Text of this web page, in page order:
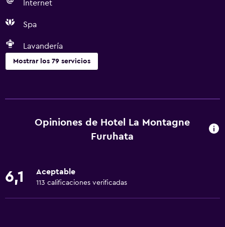
Internet
Spa
Lavandería
Mostrar los 79 servicios
Wifi gratis
Dispositivo hotspot móvil
Extinguidor
Artículos de aseo gratis
Opiniones de Hotel La Montagne
Furuhata
6,1 Aceptable
113 calificaciones verificadas